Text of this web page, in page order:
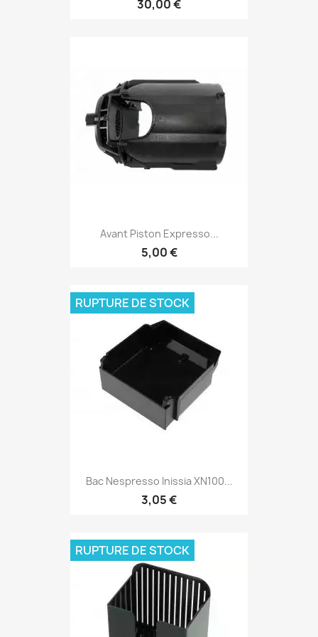
30,00 €
Avant Piston Expresso...
5,00 €
Bac Nespresso Inissia XN100...
3,05 €
RUPTURE DE STOCK
RUPTURE DE STOCK